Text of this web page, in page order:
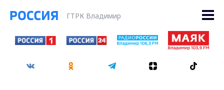
ГТРК Владимир